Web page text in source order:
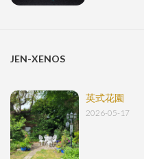
JEN-XENOS
英式花園
2026-05-17